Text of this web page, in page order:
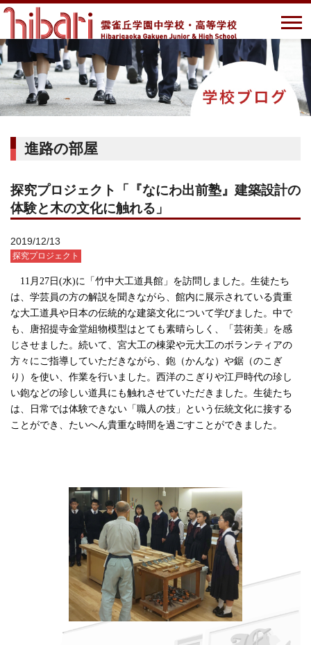
進路の部屋
探究プロジェクト「『なにわ出前塾』建築設計の
体験と木の文化に触れる」
2019/12/13
探究プロジェクト
11 月 27 日 (水)に「竹中大工道具館」を訪問しました。生徒たち
は、学芸員の方の解説を聞きながら、館内に展示されている貴重
な大工道具や日本の伝統的な建築文化について学びました。中で
も、唐招提寺金堂組物模型はとても素晴らしく、「芸術美」を感
じさせました。続いて、宮大工の棟梁や元大工のボランティアの
方々にご指導していただきながら、鉋（かんな）や鋸（のこぎ
り）を使い、作業を行いました。西洋のこぎりや江戸時代の珍し
い鉋などの珍しい道具にも触れさせていただきました。生徒たち
は、日常では体験できない「職人の技」という伝統文化に接する
ことができ、たいへん貴重な時間を過ごすことができました。